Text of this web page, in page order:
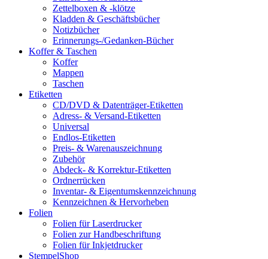
Zettelboxen & -klötze
Kladden & Geschäftsbücher
Notizbücher
Erinnerungs-/Gedanken-Bücher
Koffer & Taschen
Koffer
Mappen
Taschen
Etiketten
CD/DVD & Datenträger-Etiketten
Adress- & Versand-Etiketten
Universal
Endlos-Etiketten
Preis- & Warenauszeichnung
Zubehör
Abdeck- & Korrektur-Etiketten
Ordnerrücken
Inventar- & Eigentumskennzeichnung
Kennzeichnen & Hervorheben
Folien
Folien für Laserdrucker
Folien zur Handbeschriftung
Folien für Inkjetdrucker
StempelShop